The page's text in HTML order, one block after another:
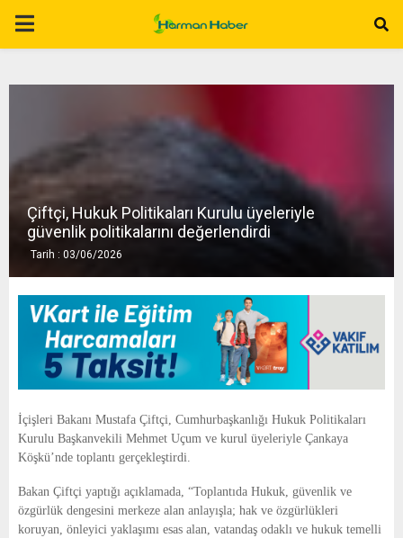
P
M
A
E
N
U
Çiftçi, Hukuk Politikaları Kurulu üyeleriyle
güvenlik politikalarını değerlendirdi
Tarih : 03/06/2026
İçişleri Bakanı Mustafa Çiftçi, Cumhurbaşkanlığı Hukuk Politikaları
Kurulu Başkanvekili Mehmet Uçum ve kurul üyeleriyle Çankaya
Köşkü’nde toplantı gerçekleştirdi.
Bakan Çiftçi yaptığı açıklamada, “Toplantıda Hukuk, güvenlik ve
özgürlük dengesini merkeze alan anlayışla; hak ve özgürlükleri
koruyan, önleyici yaklaşımı esas alan, vatandaş odaklı ve hukuk temelli